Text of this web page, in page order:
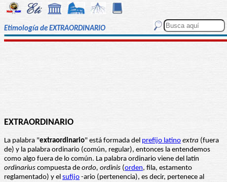
Etimología de EXTRAORDINARIO
EXTRAORDINARIO
La palabra "extraordinario" está formada del prefijo latino extra (fuera
de) y la palabra ordinario (común, regular), entonces la entendemos
como algo fuera de lo común. La palabra ordinario viene del latín
ordinarius compuesta de ordo, ordinis (orden, fila, estamento
reglamentado) y el sufijo -ario (pertenencia), es decir, pertenece al